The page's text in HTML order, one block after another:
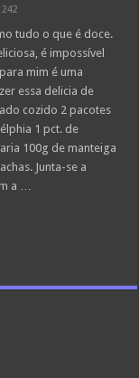
242
tudo o que é doce.
é impossível
mim é uma
essa delicia de
cozido 2 pacotes
1 pct. de
100g de manteiga
Junta-se a
a …